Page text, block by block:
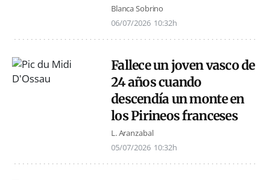
Blanca Sobrino
06/07/2026 10:32h
Fallece un joven vasco de
24 años cuando
descendía un monte en
los Pirineos franceses
L. Aranzabal
05/07/2026 10:32h